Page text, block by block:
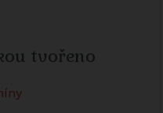
tvořeno